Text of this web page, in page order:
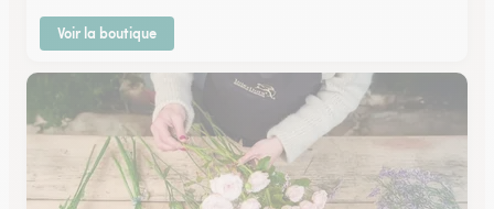
Voir la boutique